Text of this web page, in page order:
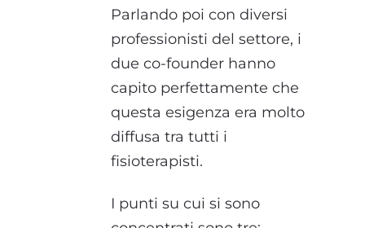
Parlando poi con diversi
professionisti del settore, i
due co-founder hanno
capito perfettamente che
questa esigenza era molto
diffusa tra tutti i
fisioterapisti.
I punti su cui si sono